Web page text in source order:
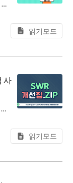
회사에서 RN(React Native)을 사용할 수 있는 날이 왔다. 개발을 위한 한 달간 사전 공부를 하고 테스트 레포도 만들어 보며 준비를 하였으나 진행해보니 어려움이 많다는 걸 느꼈다. 그동안의 경험과 느낌을 공유하는 시간을
읽기모드
사
이전 SWR 관련된 글을 작성하고 지켜본 결과 최근 SWR, react-query와 같은 라이브러리의 관심이 커지고 있다는 것을 알게 되었다.
읽기모드